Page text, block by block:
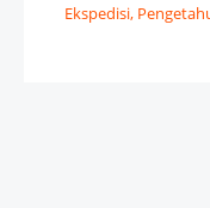
Ekspedisi,